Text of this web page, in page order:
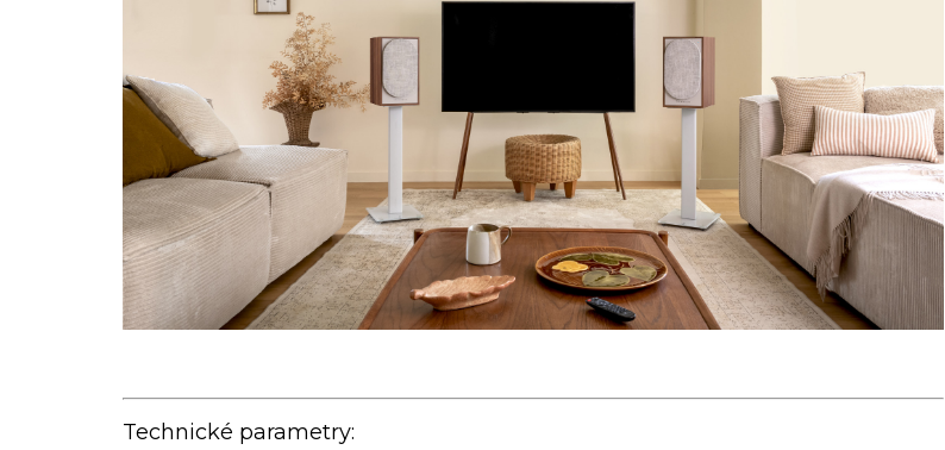
Technické parametry: